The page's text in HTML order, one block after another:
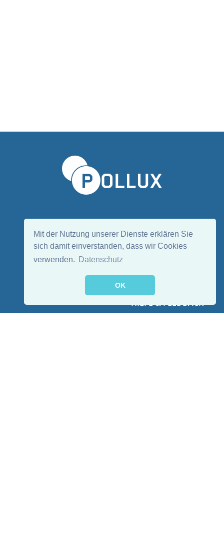
Mit der Nutzung unserer Dienste erklären Sie
sich damit einverstanden, dass wir Cookies
verwenden.
Datenschutz
OK
HILFE & FEEDBACK
EN